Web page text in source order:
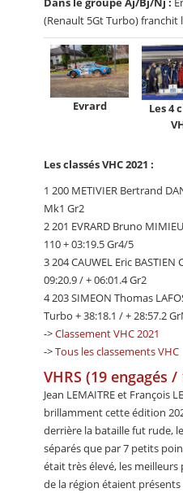
(Renault 5Gt Turbo) franchit
Evrard
Les 4
Les classés VHC 2021 :
1 200 METIVIER Bertrand
Mk1 Gr2
2 201 EVRARD Bruno
110 + 03:19.5 Gr4/5
3 204 CAUWEL Eric
09:20.9 / + 06:01.4 Gr2
4 203 SIMEON Thomas
Turbo + 38:18.1 / + 28:57.2
->Classement VHC 2021
->Tous les classements VHC
VHRS (19 engagés /
Jean LEMAITRE et François
brillamment cette édition
derrière la bataille fut rude,
séparés que par 7 petits
était très élevé, les
de la région étaient présents